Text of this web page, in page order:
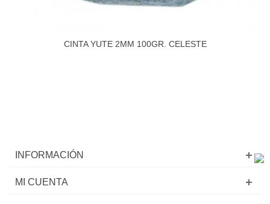
CINTA YUTE 2MM 100GR. CELESTE
INFORMACIÓN
MI CUENTA